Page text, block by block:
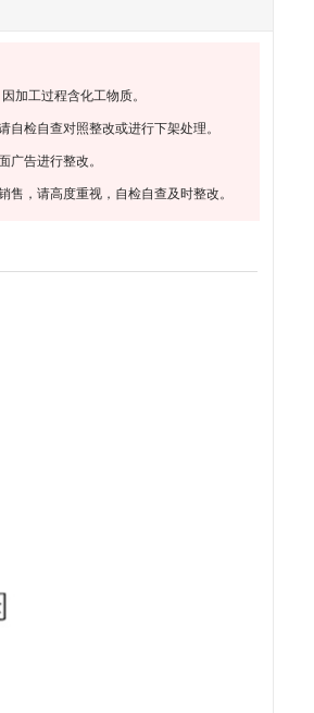
加工过程含化工物质。
检自查对照整改或进行下架处理。
告进行整改。
，请高度重视，自检自查及时整改。